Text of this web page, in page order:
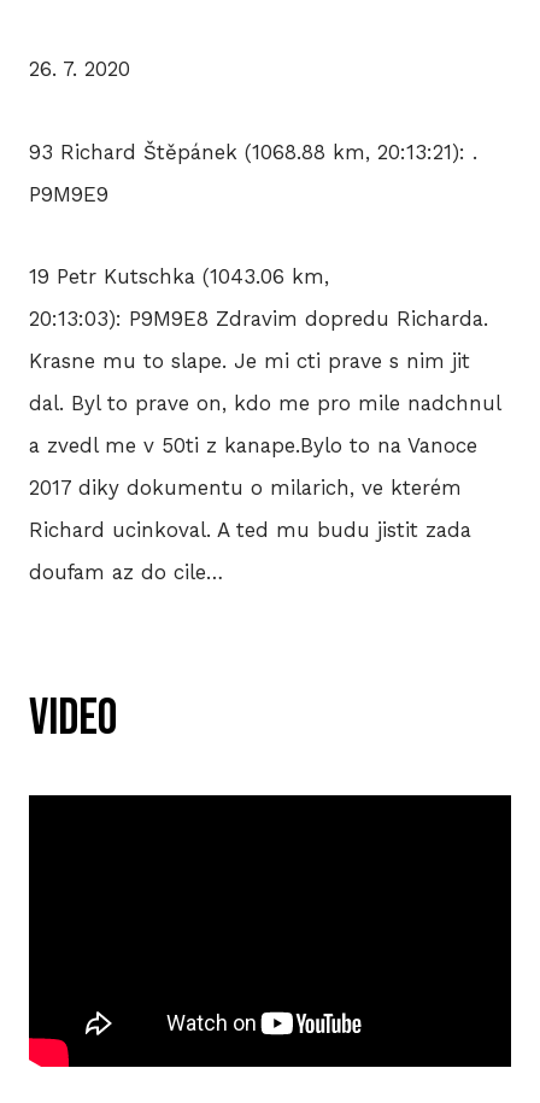
26. 7. 2020
93 Richard Štěpánek (1068.88 km, 20:13:21): .
P9M9E9
19 Petr Kutschka (1043.06 km,
20:13:03): P9M9E8 Zdravim dopredu Richarda.
Krasne mu to slape. Je mi cti prave s nim jit
dal. Byl to prave on, kdo me pro mile nadchnul
a zvedl me v 50ti z kanape.Bylo to na Vanoce
2017 diky dokumentu o milarich, ve kterém
Richard ucinkoval. A ted mu budu jistit zada
doufam az do cile…
VIDEO